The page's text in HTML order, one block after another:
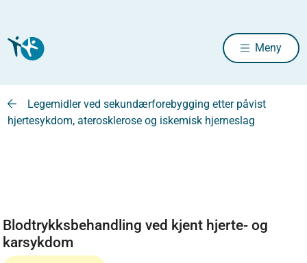
Meny
Legemidler ved sekundærforebygging etter påvist
hjertesykdom, aterosklerose og iskemisk hjerneslag
Blodtrykksbehandling ved kjent hjerte- og
karsykdom